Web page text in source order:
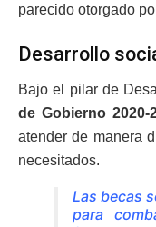
parecido otorgado
Desarrollo
Bajo el pilar de
de Gobierno 2020-
atender de manera
necesitados.
Las becas
para